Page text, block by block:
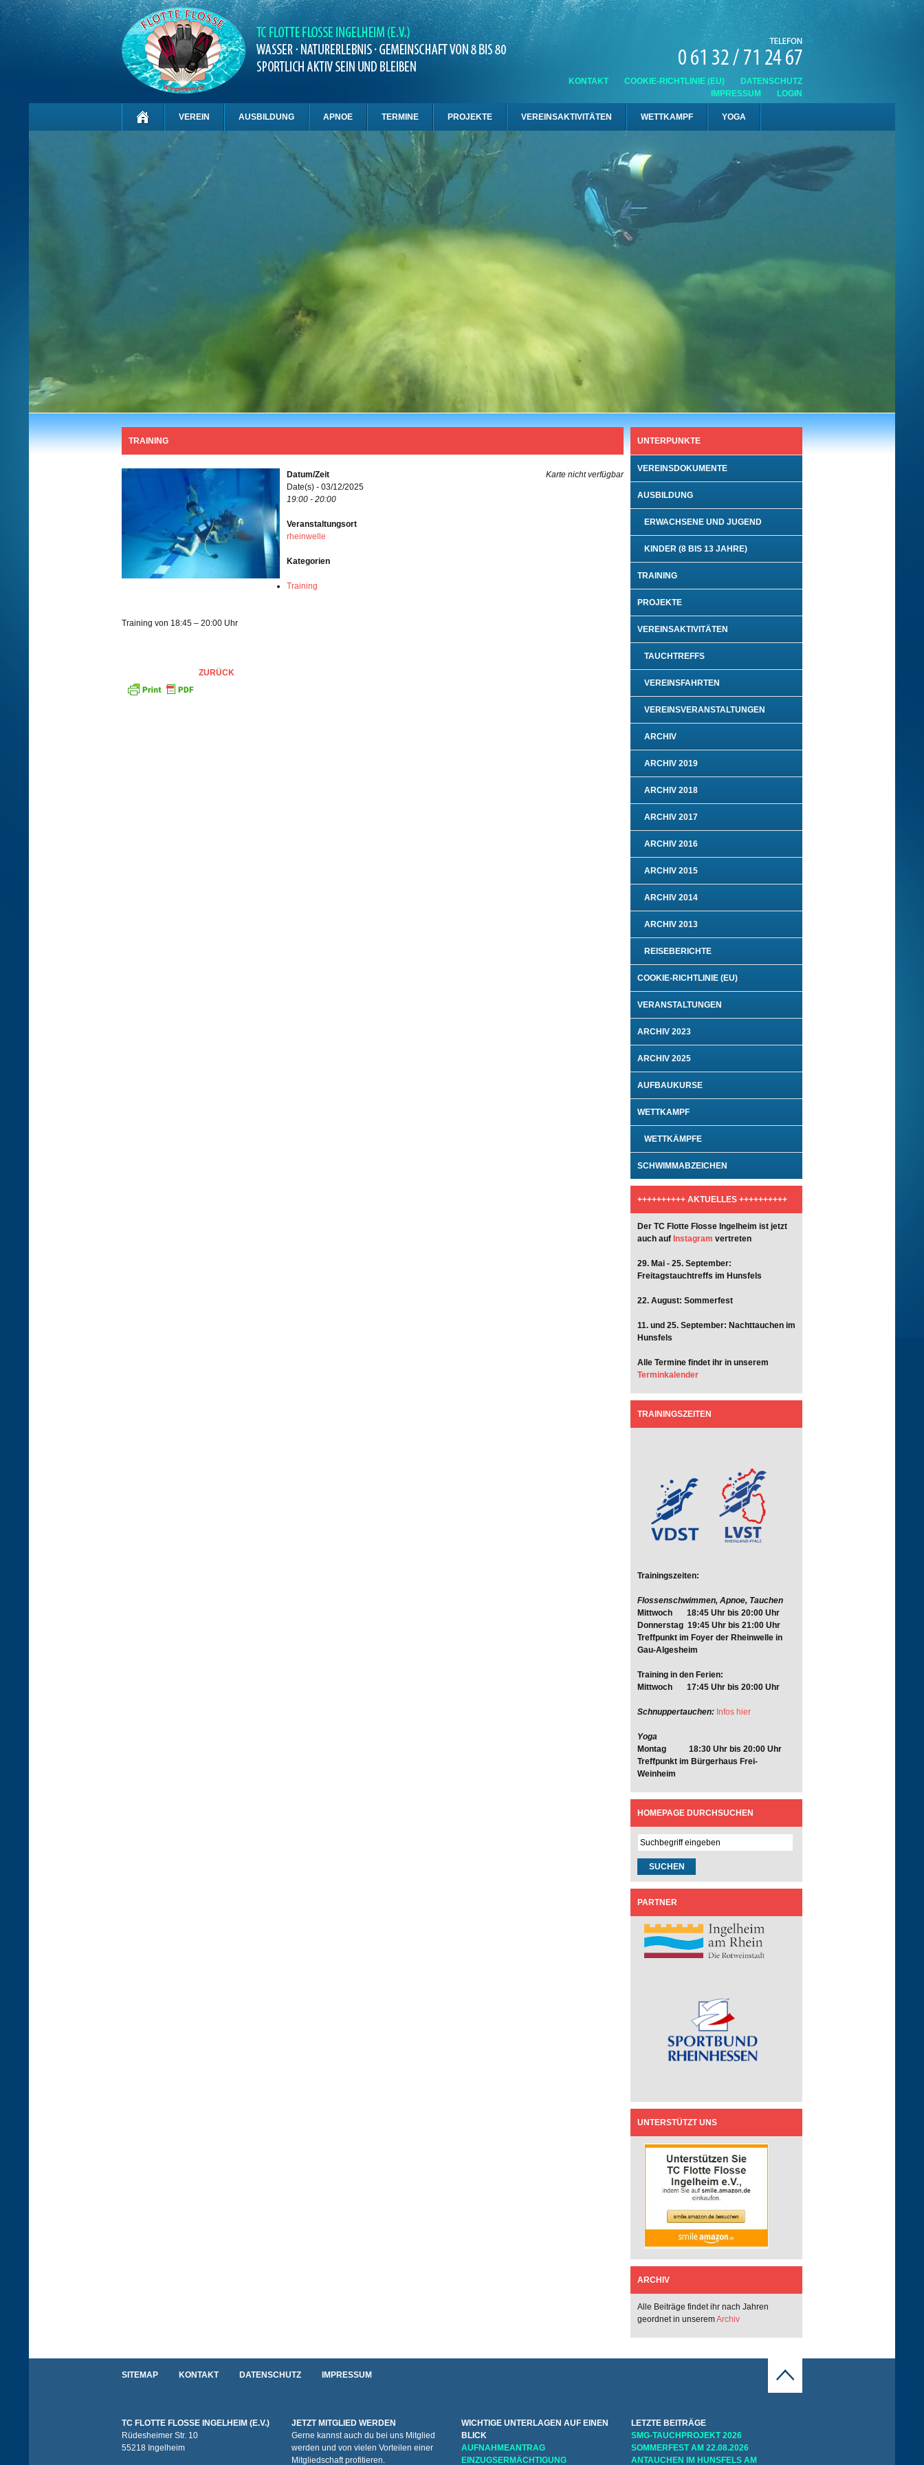
KONTAKT COOKIE-RICHTLINIE (EU)
DATENSCHUTZ
IMPRESSUM
LOGIN
VEREIN AUSBILDUNG APNOE TERMINE PROJEKTE VEREINSAKTIVITÄTEN WETTKAMPF YOGA
TRAINING
Karte nicht verfügbar
Datum/Zeit
Date(s) - 03/12/2025
19:00 - 20:00
Veranstaltungsort
rheinwelle
Kategorien
Training
Training von 18:45 – 20:00 Uhr
ZURÜCK
UNTERPUNKTE
VEREINSDOKUMENTE
AUSBILDUNG
ERWACHSENE UND JUGEND
KINDER (8 BIS 13 JAHRE)
TRAINING
PROJEKTE
VEREINSAKTIVITÄTEN
TAUCHTREFFS
VEREINSFAHRTEN
VEREINSVERANSTALTUNGEN
ARCHIV
ARCHIV 2019
ARCHIV 2018
ARCHIV 2017
ARCHIV 2016
ARCHIV 2015
ARCHIV 2014
ARCHIV 2013
REISEBERICHTE
COOKIE-RICHTLINIE (EU)
VERANSTALTUNGEN
ARCHIV 2023
ARCHIV 2025
AUFBAUKURSE
WETTKAMPF
WETTKÄMPFE
SCHWIMMABZEICHEN
++++++++++ AKTUELLES ++++++++++
Der TC Flotte Flosse Ingelheim ist jetzt
auch auf Instagram vertreten
29. Mai - 25. September:
Freitagstauchtreffs im Hunsfels
22. August: Sommerfest
11. und 25. September: Nachttauchen im
Hunsfels
Alle Termine findet ihr in unserem
Terminkalender
TRAININGSZEITEN
Trainingszeiten:
Flossenschwimmen, Apnoe, Tauchen
Mittwoch 18:45 Uhr bis 20:00 Uhr
Donnerstag 19:45 Uhr bis 21:00 Uhr
Treffpunkt im Foyer der Rheinwelle in
Gau-Algesheim
Training in den Ferien:
Mittwoch 17:45 Uhr bis 20:00 Uhr
Schnuppertauchen: Infos hier
Yoga
Montag 18:30 Uhr bis 20:00 Uhr
Treffpunkt im Bürgerhaus Frei-
Weinheim
HOMEPAGE DURCHSUCHEN
PARTNER
UNTERSTÜTZT UNS
ARCHIV
Alle Beiträge findet ihr nach Jahren
geordnet in unseremArchiv
SITEMAP KONTAKT DATENSCHUTZ IMPRESSUM
TC FLOTTE FLOSSE INGELHEIM (E.V.)
Rüdesheimer Str. 10
55218 Ingelheim
JETZT MITGLIED WERDEN
Gerne kannst auch du bei uns Mitglied
werden und von vielen Vorteilen einer
Mitgliedschaft profitieren.
WICHTIGE UNTERLAGEN AUF EINEN
BLICK
AUFNAHMEANTRAG
EINZUGSERMÄCHTIGUNG
LETZTE BEITRÄGE
SMG-TAUCHPROJEKT 2026
SOMMERFEST AM 22.08.2026
ANTAUCHEN IM HUNSFELS AM